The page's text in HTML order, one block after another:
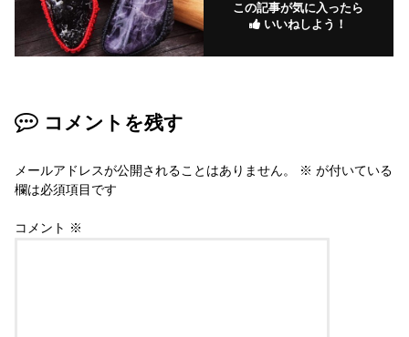
この記事が気に入ったら
いいねしよう！
コメントを残す
メールアドレスが公開されることはありません。 ※ が付いている
欄は必須項目です
コメント ※